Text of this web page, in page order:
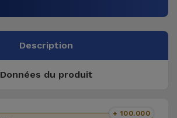
Description
Données du produit
+ 100.000